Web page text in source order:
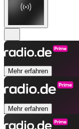
Mehr erfahren
Mehr erfahren